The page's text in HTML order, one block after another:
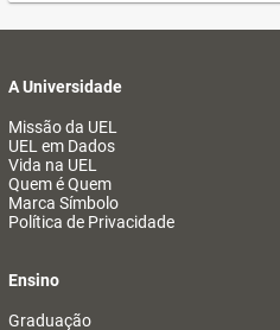
A Universidade
Missão da UEL
UEL em Dados
Vida na UEL
Quem é Quem
Marca Símbolo
Política de Privacidade
Ensino
Graduação